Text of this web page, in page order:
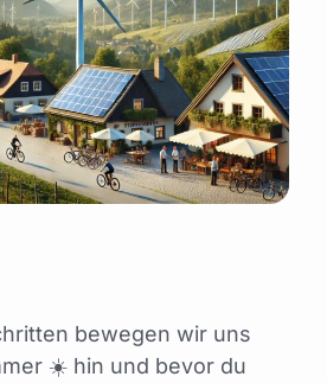
bewegen wir uns
☀️ hin und bevor du